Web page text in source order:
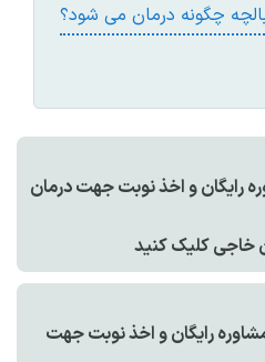
چگونه درمان می شود؟
رايگان و اخذ نوبت جهت درمان
خاجی کليک کنيد
رايگان و اخذ نوبت جهت